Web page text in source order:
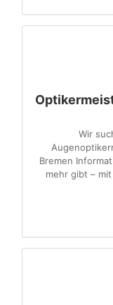
Wir
Bremen
mehr gibt –